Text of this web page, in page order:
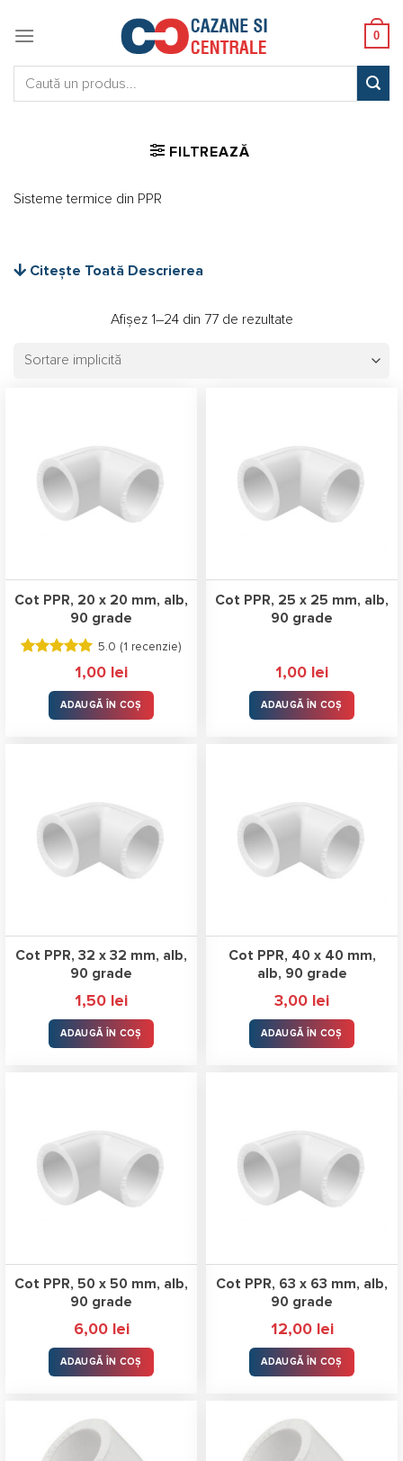
0
FILTREAZĂ
Sisteme termice din PPR
Citește Toată Descrierea
Afișez 1–24 din 77 de rezultate
Cot PPR, 20 x 20 mm, alb,
90 grade
Evaluat la
stele
din 5
5.0 (1 recenzie)
1,00 lei
ADAUGĂ ÎN COȘ
Cot PPR, 25 x 25 mm, alb,
90 grade
1,00 lei
ADAUGĂ ÎN COȘ
Cot PPR, 32 x 32 mm, alb,
90 grade
1,50 lei
ADAUGĂ ÎN COȘ
Cot PPR, 40 x 40 mm,
alb, 90 grade
3,00 lei
ADAUGĂ ÎN COȘ
Cot PPR, 50 x 50 mm, alb,
90 grade
6,00 lei
ADAUGĂ ÎN COȘ
Cot PPR, 63 x 63 mm, alb,
90 grade
12,00 lei
ADAUGĂ ÎN COȘ